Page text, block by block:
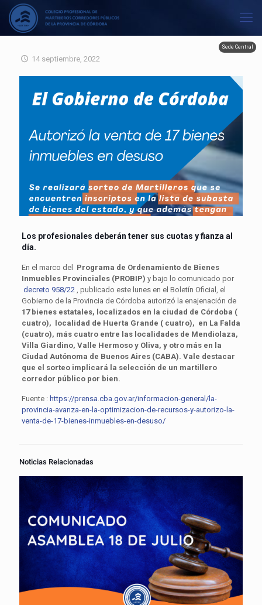
14 septiembre, 2022
Los profesionales deberán tener sus cuotas y fianza al
día.
En el marco del Programa de Ordenamiento de Bienes
Inmuebles Provinciales (PROBIP) y bajo lo comunicado por
decreto 958/22 , publicado este lunes en el Boletín Oficial, el
Gobierno de la Provincia de Córdoba autorizó la enajenación de
17 bienes estatales, localizados en la ciudad de Córdoba (
cuatro), localidad de Huerta Grande ( cuatro), en La Falda
(cuatro), más cuatro entre las localidades de Mendiolaza,
Villa Giardino, Valle Hermoso y Oliva, y otro más en la
Ciudad Autónoma de Buenos Aires (CABA). Vale destacar
que el sorteo implicará la selección de un martillero
corredor público por bien.
Fuente : https://prensa.cba.gov.ar/informacion-general/la-
provincia-avanza-en-la-optimizacion-de-recursos-y-autorizo-la-
venta-de-17-bienes-inmuebles-en-desuso/
Noticias Relacionadas
Sede Central